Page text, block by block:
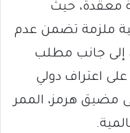
معقدة، حيث
ملزمة تضمن عدم
إلى جانب مطلب
اعتراف دولي
مضيق هرمز، الممر